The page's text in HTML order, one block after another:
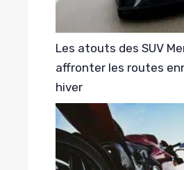
Les atouts des SUV
affronter les routes
hiver